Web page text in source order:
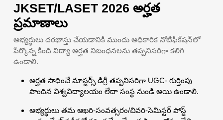
JKSET/LASET 2026 అర్హత
ప్రమాణాలు
అభ్యర్థులు దరఖాస్తు చేయడానికి ముందు అధికారిక నోటిఫికేషన్‌లో
పేర్కొన్న కింది విద్యా అర్హత నిబంధనలను తప్పనిసరిగా కలిగి
ఉండాలి.
అర్హత సాధించే మాస్టర్స్ డిగ్రీ తప్పనిసరిగా UGC- గుర్తింపు
పొందిన విశ్వవిద్యాలయం లేదా సంస్థ నుండి అయి ఉండాలి.
అభ్యర్థులు తమ ఆఖరి-సంవత్సరం/చివరి-సెమిస్టర్ పోస్ట్